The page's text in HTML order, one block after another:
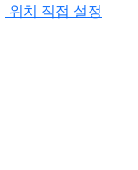
위치 직접 설정